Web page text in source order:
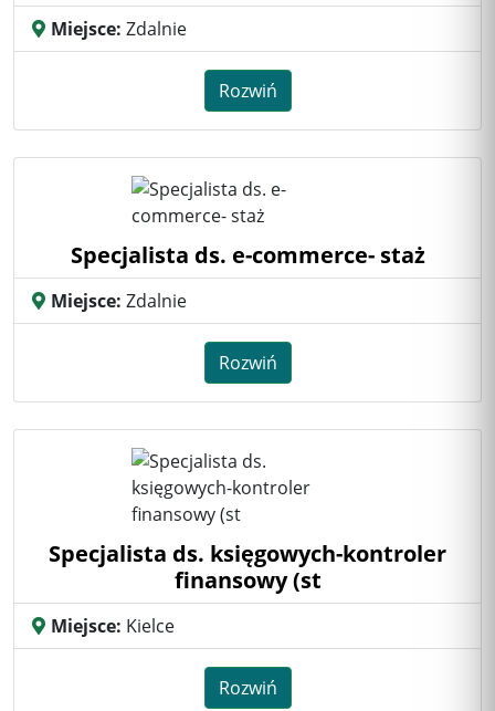
Miejsce: Zdalnie
Rozwiń
Specjalista ds. e-commerce- staż
Miejsce: Zdalnie
Rozwiń
Specjalista ds. księgowych-kontroler
finansowy (st
Miejsce: Kielce
Rozwiń